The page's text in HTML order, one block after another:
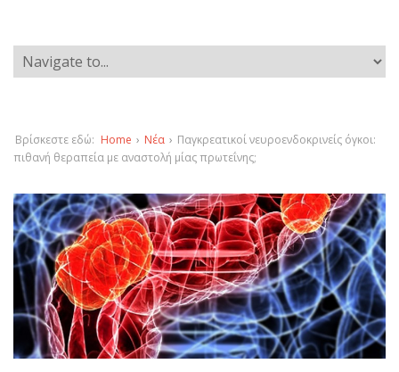
Βρίσκεστε εδώ: Home › Νέα › Παγκρεατικοί νευροενδοκρινείς όγκοι:
πιθανή θεραπεία με αναστολή μίας πρωτεΐνης;